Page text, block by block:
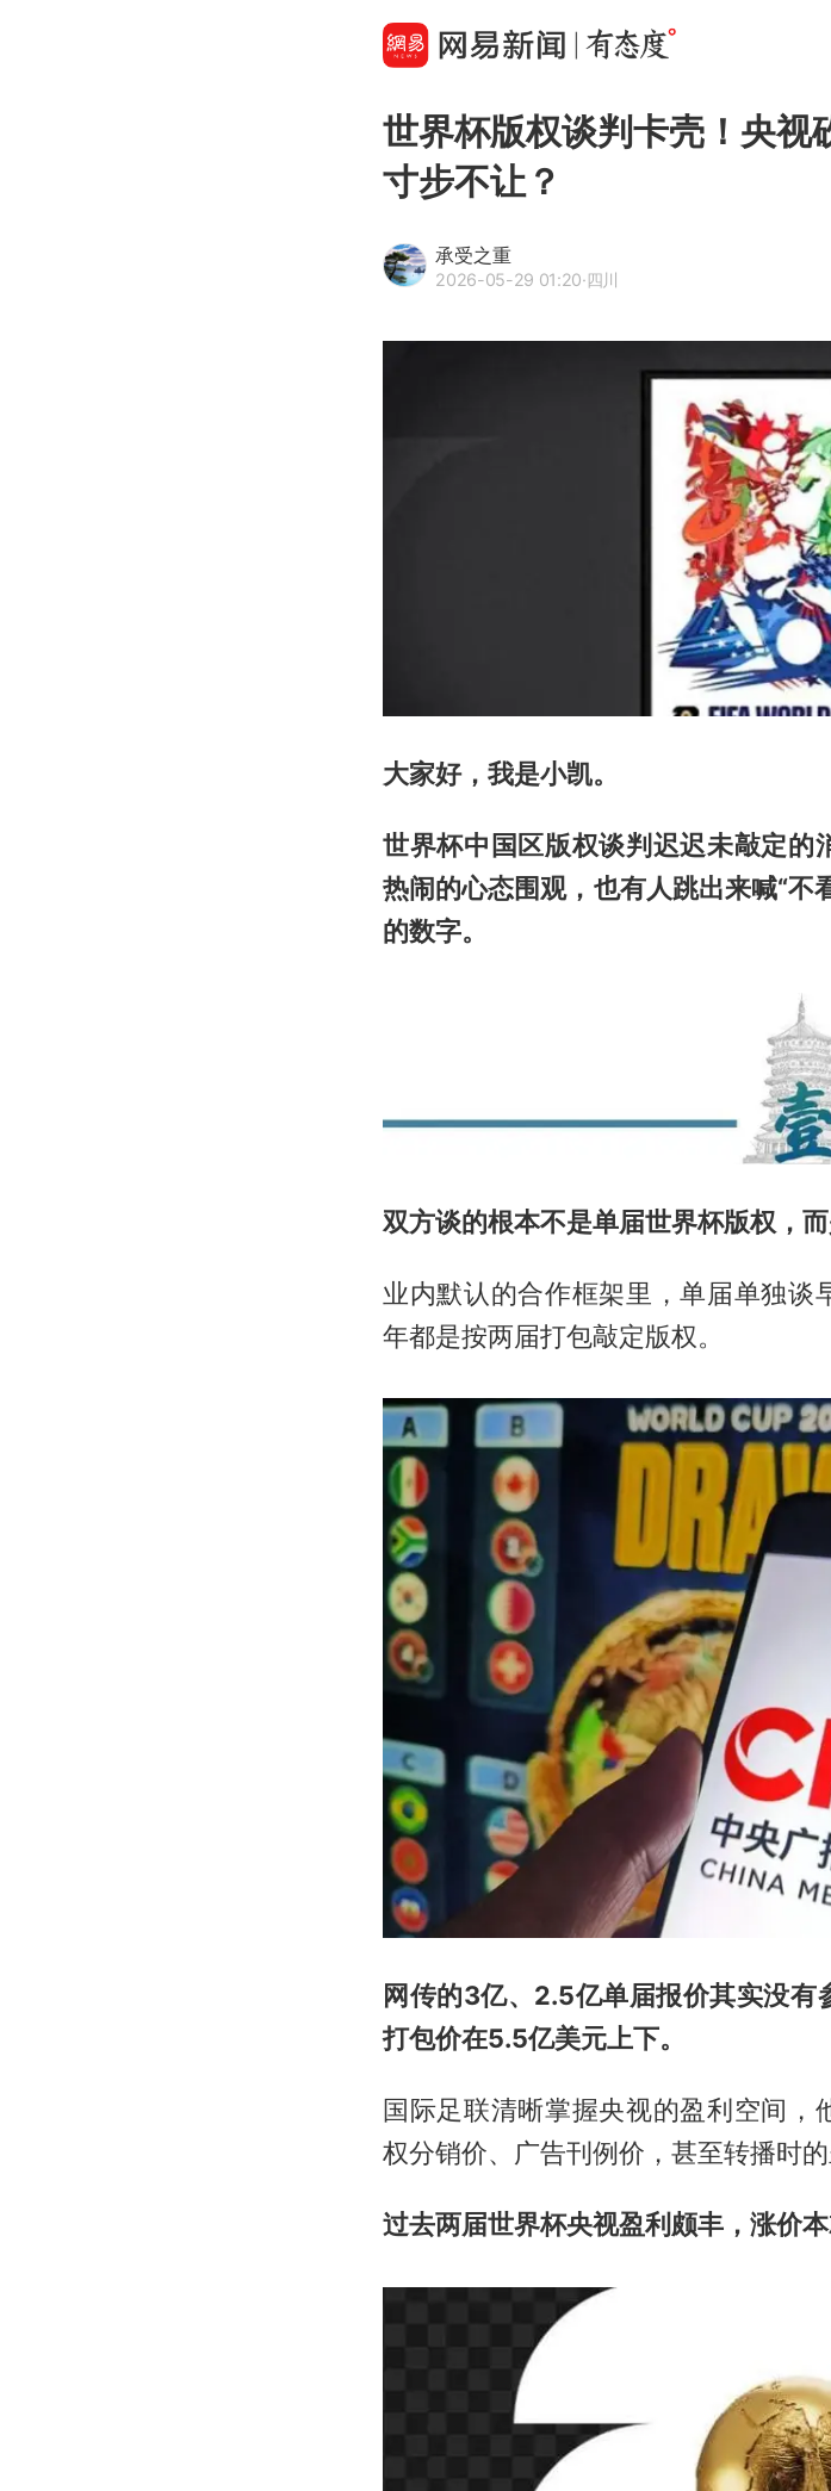
世界杯版权谈判卡壳！央视
寸步不让？
承受之重
2026-05-29 01:20·四川
大家好，我是小凯。
世界杯中国区版权谈判迟迟未敲定的
热闹的心态围观，也有人跳出来喊“不
的数字。
双方谈的根本不是单届世界杯版权，
业内默认的合作框架里，单届单独谈
年都是按两届打包敲定版权。
网传的3亿、2.5亿单届报价其实没有
打包价在5.5亿美元上下。
国际足联清晰掌握央视的盈利空间，
权分销价、广告刊例价，甚至转播时的
过去两届世界杯央视盈利颇丰，涨价本